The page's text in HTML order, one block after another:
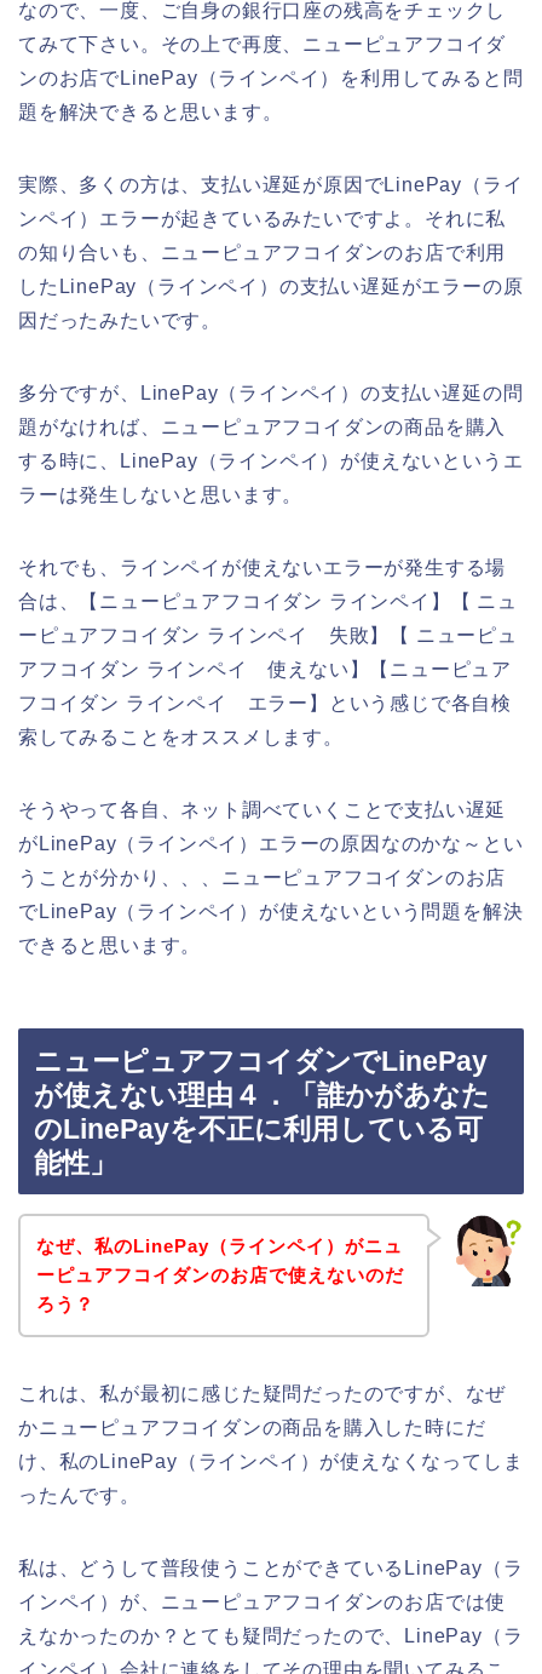
なので、一度、ご自身の銀行口座の残高をチェックし
てみて下さい。その上で再度、ニューピュアフコイダ
ンのお店でLinePay（ラインペイ）を利用してみると問
題を解決できると思います。
実際、多くの方は、支払い遅延が原因でLinePay（ライ
ンペイ）エラーが起きているみたいですよ。それに私
の知り合いも、ニューピュアフコイダンのお店で利用
したLinePay（ラインペイ）の支払い遅延がエラーの原
因だったみたいです。
多分ですが、LinePay（ラインペイ）の支払い遅延の問
題がなければ、ニューピュアフコイダンの商品を購入
する時に、LinePay（ラインペイ）が使えないというエ
ラーは発生しないと思います。
それでも、ラインペイが使えないエラーが発生する場
合は、【ニューピュアフコイダン ラインペイ】【 ニュ
ーピュアフコイダン ラインペイ 失敗】【 ニューピュ
アフコイダン ラインペイ 使えない】【ニューピュア
フコイダン ラインペイ エラー】という感じで各自検
索してみることをオススメします。
そうやって各自、ネット調べていくことで支払い遅延
がLinePay（ラインペイ）エラーの原因なのかな～とい
うことが分かり、、、ニューピュアフコイダンのお店
でLinePay（ラインペイ）が使えないという問題を解決
できると思います。
ニューピュアフコイダンでLinePay
が使えない理由４．「誰かがあなた
のLinePayを不正に利用している可
能性」
なぜ、私のLinePay（ラインペイ）がニュ
ーピュアフコイダンのお店で使えないのだ
ろう？
これは、私が最初に感じた疑問だったのですが、なぜ
かニューピュアフコイダンの商品を購入した時にだ
け、私のLinePay（ラインペイ）が使えなくなってしま
ったんです。
私は、どうして普段使うことができているLinePay（ラ
インペイ）が、ニューピュアフコイダンのお店では使
えなかったのか？とても疑問だったので、LinePay（ラ
インペイ）会社に連絡をしてその理由を聞いてみるこ